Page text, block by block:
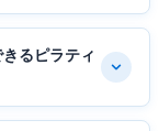
るピラティ